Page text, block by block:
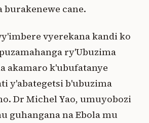
burakenewe cane.
vyerekana kandi ko
ry'Ubuzima
akamaro k'ubufatanye
y'abategetsi b'ubuzima
Dr Michel Yao, umuyobozi
guhangana na Ebola mu